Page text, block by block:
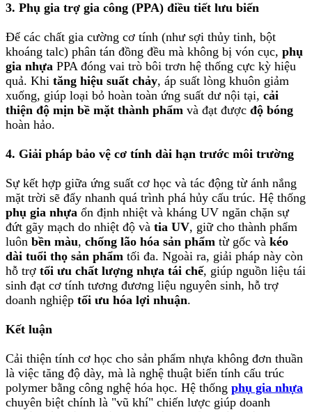
3. Phụ gia trợ gia công (PPA) điều tiết lưu biến
Để các chất gia cường cơ tính (như sợi thủy tinh, bột
khoáng talc) phân tán đồng đều mà không bị vón cục, phụ
gia nhựa PPA đóng vai trò bôi trơn hệ thống cực kỳ hiệu
quả. Khi tăng hiệu suất chảy, áp suất lòng khuôn giảm
xuống, giúp loại bỏ hoàn toàn ứng suất dư nội tại, cải
thiện độ mịn bề mặt thành phẩm và đạt được độ bóng
hoàn hảo.
4. Giải pháp bảo vệ cơ tính dài hạn trước môi trường
Sự kết hợp giữa ứng suất cơ học và tác động từ ánh nắng
mặt trời sẽ đẩy nhanh quá trình phá hủy cấu trúc. Hệ thống
phụ gia nhựa ổn định nhiệt và kháng UV ngăn chặn sự
đứt gãy mạch do nhiệt độ và tia UV, giữ cho thành phẩm
luôn bền màu, chống lão hóa sản phẩm từ gốc và kéo
dài tuổi thọ sản phẩm tối đa. Ngoài ra, giải pháp này còn
hỗ trợ tối ưu chất lượng nhựa tái chế, giúp nguồn liệu tái
sinh đạt cơ tính tương đương liệu nguyên sinh, hỗ trợ
doanh nghiệp tối ưu hóa lợi nhuận.
Kết luận
Cải thiện tính cơ học cho sản phẩm nhựa không đơn thuần
là việc tăng độ dày, mà là nghệ thuật biến tính cấu trúc
polymer bằng công nghệ hóa học. Hệ thống phụ gia nhựa
chuyên biệt chính là "vũ khí" chiến lược giúp doanh